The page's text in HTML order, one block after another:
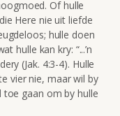
Of hulle
Here nie uit liefde
hulle doen
hulle kan kry: “...’n
(Jak. 4:3-4). Hulle
vier nie, maar wil by
toe gaan om by hulle